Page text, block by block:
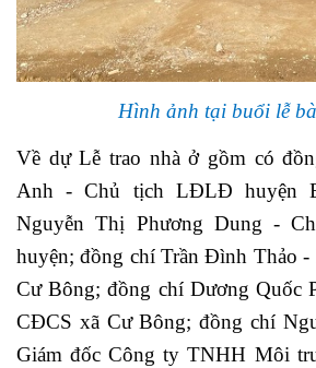
Hình ảnh tại buổi lễ
Về dự Lễ trao nhà ở gồm có
Anh - Chủ tịch LĐLĐ huyện
Nguyễn Thị Phương Dung -
huyện; đồng chí Trần Đình Thảo
Cư Bông; đồng chí Dương Quốc
CĐCS xã Cư Bông; đồng chí
Giám đốc Công ty TNHH Môi